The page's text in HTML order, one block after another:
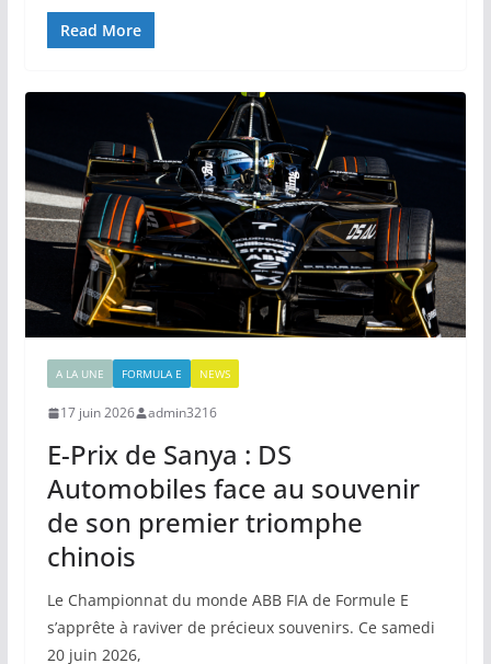
Read More
A LA UNE FORMULA E NEWS
17 juin 2026 admin3216
E-Prix de Sanya : DS
Automobiles face au souvenir
de son premier triomphe
chinois
Le Championnat du monde ABB FIA de Formule E
s’apprête à raviver de précieux souvenirs. Ce samedi
20 juin 2026,